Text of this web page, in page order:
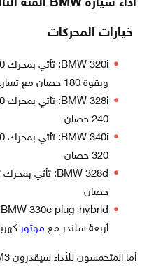
أداء سيارة BMW الفئة الثالثة 2016
خيارات المحركات
BMW 320i: تأتي بمحرك 2.0 لتر،
وبقوة 180 حصان مع تسارع رشيق
240 حصان
320 حصان
حصان
أربعة سلندر مع موتور
أما المتحمسون للأداء سيقدرون BMW M3